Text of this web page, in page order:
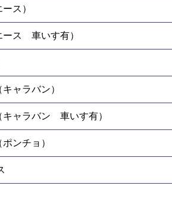
ス）
ース 車いす有）
ャラバン）
キャラバン 車いす有）
ンチョ）